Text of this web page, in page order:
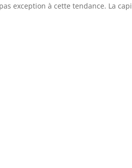
exception à cette tendance. La